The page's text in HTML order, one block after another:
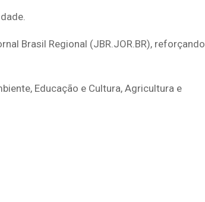
Brasil Regional (JBR.JOR.BR), reforçando
Educação e Cultura, Agricultura e